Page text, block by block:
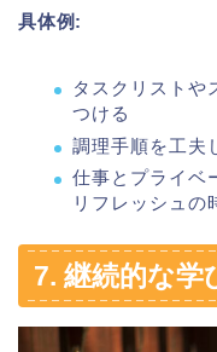
具体例:
タスクリストや
つける
調理手順を工夫
仕事とプライベ
リフレッシュの
7. 継続的な